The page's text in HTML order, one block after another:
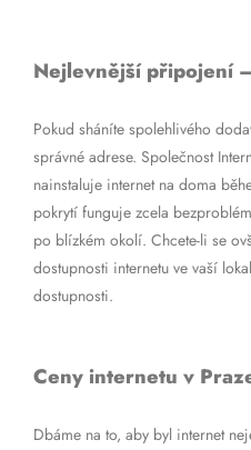
Nejlevnější připojení
Pokud sháníte spolehlivého
správné adrese. Společnost
nainstaluje internet na doma
pokrytí funguje zcela
po blízkém okolí. Chcete-li se
dostupnosti internetu ve vaší
dostupnosti.
Ceny internetu v
Dbáme na to, aby byl internet